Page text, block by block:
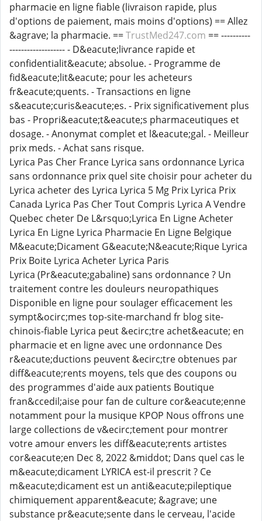
pharmacie en ligne fiable (livraison rapide, plus
d'options de paiement, mais moins d'options) == Allez
&agrave; la pharmacie. ==TrustMed247.com == ----------
------------------- - D&eacute;livrance rapide et
confidentialit&eacute; absolue. - Programme de
fid&eacute;lit&eacute; pour les acheteurs
fr&eacute;quents. - Transactions en ligne
s&eacute;curis&eacute;es. - Prix significativement plus
bas - Propri&eacute;t&eacute;s pharmaceutiques et
dosage. - Anonymat complet et l&eacute;gal. - Meilleur
prix meds. - Achat sans risque.
Lyrica Pas Cher France Lyrica sans ordonnance Lyrica
sans ordonnance prix quel site choisir pour acheter du
Lyrica acheter des Lyrica Lyrica 5 Mg Prix Lyrica Prix
Canada Lyrica Pas Cher Tout Compris Lyrica A Vendre
Quebec cheter De L&rsquo;Lyrica En Ligne Acheter
Lyrica En Ligne Lyrica Pharmacie En Ligne Belgique
M&eacute;Dicament G&eacute;N&eacute;Rique Lyrica
Prix Boite Lyrica Acheter Lyrica Paris
Lyrica (Pr&eacute;gabaline) sans ordonnance ? Un
traitement contre les douleurs neuropathiques
Disponible en ligne pour soulager efficacement les
sympt&ocirc;mes top-site-marchand fr blog site-
chinois-fiable Lyrica peut &ecirc;tre achet&eacute; en
pharmacie et en ligne avec une ordonnance Des
r&eacute;ductions peuvent &ecirc;tre obtenues par
diff&eacute;rents moyens, tels que des coupons ou
des programmes d'aide aux patients Boutique
fran&ccedil;aise pour fan de culture cor&eacute;enne
notamment pour la musique KPOP Nous offrons une
large collections de v&ecirc;tement pour montrer
votre amour envers les diff&eacute;rents artistes
cor&eacute;en Dec 8, 2022 &middot; Dans quel cas le
m&eacute;dicament LYRICA est-il prescrit ? Ce
m&eacute;dicament est un anti&eacute;pileptique
chimiquement apparent&eacute; &agrave; une
substance pr&eacute;sente dans le cerveau, l'acide